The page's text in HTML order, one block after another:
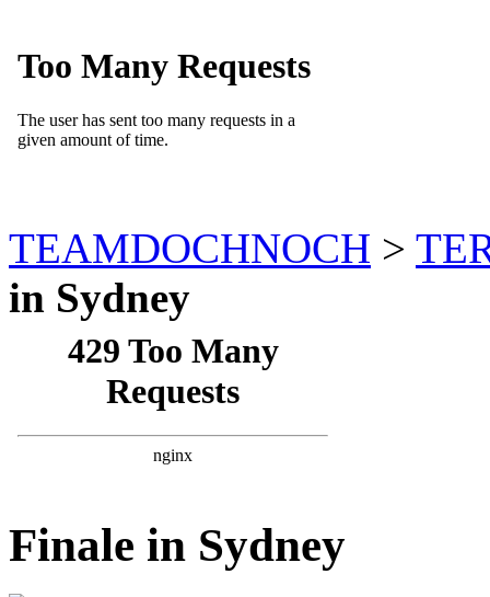
TEAMDOCHNOCH >
in Sydney
Finale in Sydney